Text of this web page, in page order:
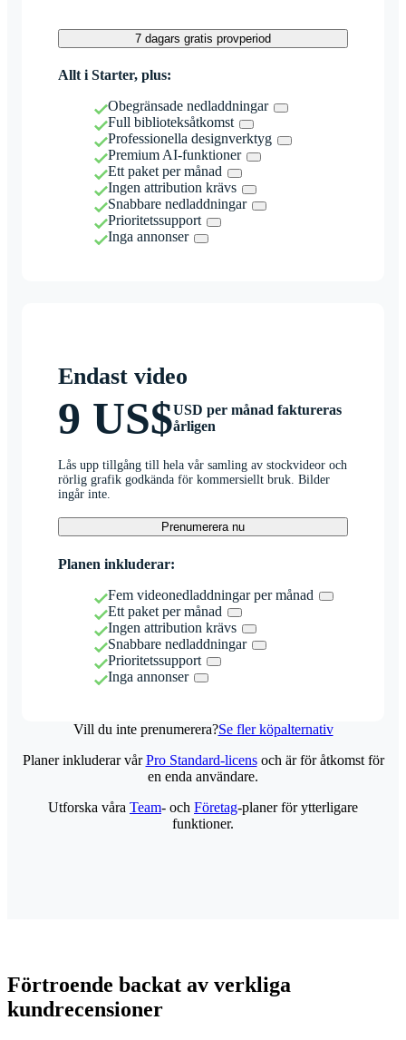
7 dagars gratis provperiod
Allt i Starter, plus:
Obegränsade nedladdningar
Full biblioteksåtkomst
Professionella designverktyg
Premium AI-funktioner
Ett paket per månad
Ingen attribution krävs
Snabbare nedladdningar
Prioritetssupport
Inga annonser
Endast video
9 US$USD per månad faktureras
årligen
Lås upp tillgång till hela vår samling av stockvideor och
rörlig grafik godkända för kommersiellt bruk. Bilder
ingår inte.
Prenumerera nu
Planen inkluderar:
Fem videonedladdningar per månad
Ett paket per månad
Ingen attribution krävs
Snabbare nedladdningar
Prioritetssupport
Inga annonser
Vill du inte prenumerera?Se fler köpalternativ
Planer inkluderar vårPro Standard-licensoch är för åtkomst för
en enda användare.
Utforska våra Team- och Företag-planer för ytterligare
funktioner.
Förtroende backat av verkliga
kundrecensioner